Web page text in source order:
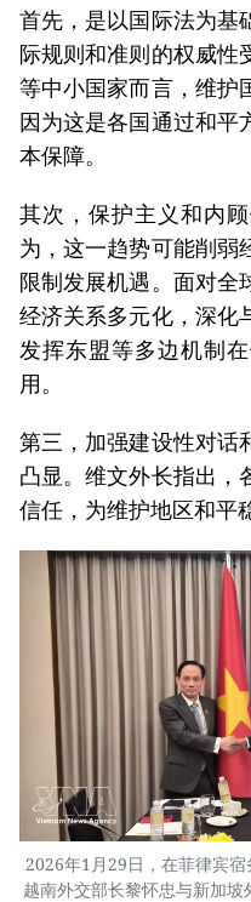
首先，是以国际法为基
际规则和准则的权威性
等中小国家而言，维护
因为这是各国通过和平
本保障。
其次，保护主义和内
为，这一趋势可能削弱
限制发展机遇。面对全
经济关系多元化，深化
发挥东盟等多边机制
用。
第三，加强建设性对话
凸显。维文外长指出，
信任，为维护地区和平
2026年1月29日，在菲律宾宿
越南外交部长黎怀忠与新加坡